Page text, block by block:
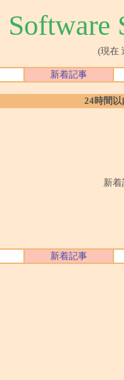
Software
(現在
新着記事
24時間
新
新着記事